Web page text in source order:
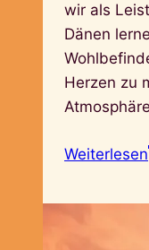
wir als
Dänen
Herzen zu
Weiterlesen